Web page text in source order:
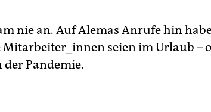
nie an. Auf Alemas Anrufe hin
seien im Urlaub –
der Pandemie.